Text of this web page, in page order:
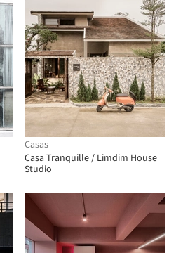
Casas
Casa Tranquille / Limdim House
Studio